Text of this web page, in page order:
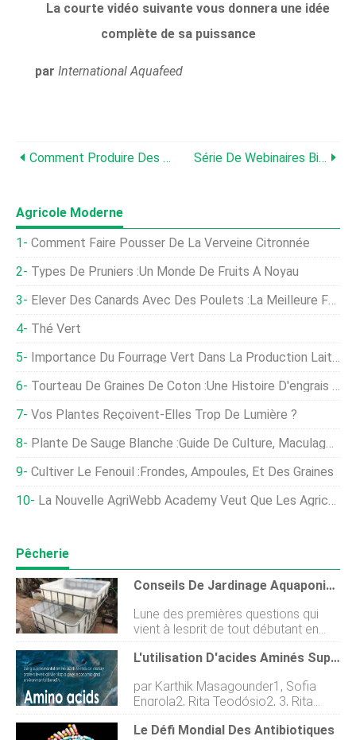
La courte vidéo suivante vous donnera une idée
complète de sa puissance
par International Aquafeed
Comment Produire Des Millions D'alevins De Tilapia Monosexe De Haute Qualité Série De Webinaires BioEvolution
Agricole Moderne
Comment Faire Pousser De La Verveine Citronnée
Types De Pruniers :un Monde De Fruits À Noyau
Élever Des Canards Avec Des Poulets :la Meilleure Façon D'élever
Thé Vert
Importance Du Fourrage Vert Dans La Production Laitière
Tourteau De Graines De Coton :une Histoire D'engrais De Poubelle À Trésor
Vos Plantes Reçoivent-Elles Trop De Lumière ?
Plante De Sauge Blanche :Guide De Culture, Maculage, Et Graines
Cultiver Le Fenouil :Frondes, Ampoules, Et Des Graines
La Nouvelle AgriWebb Academy Veut Que Les Agriculteurs Obtiennent Plus Avec Sa Plateforme Numérique
Pêcherie
Conseils De Jardinage Aquaponique
Lune des premières questions qui
vient à lesprit de tout débutant en
aquaponie est :laquaponie
fonctionne-t-elle vraiment ? Cette
plupart, sinon tout, Les systèmes
aquaponiques produisent un
correctement planifiés et entretenus.
L'utilisation D'acides Aminés Supplémentaires Pour Réduire Les Niveaux De Protéines Alimentaires Du Tilapia Du Nil Offre Des Avantages Économiques Et Environnementaux
par Karthik Masagounder1, Sofia
Engrola2, Rita Teodósio2, 3, Rita
Colen2 et Cláudia Aragão2, 3 1
Evonik Nutrition &Care GmbH, Hanau-
Le Défi Mondial Des Antibiotiques